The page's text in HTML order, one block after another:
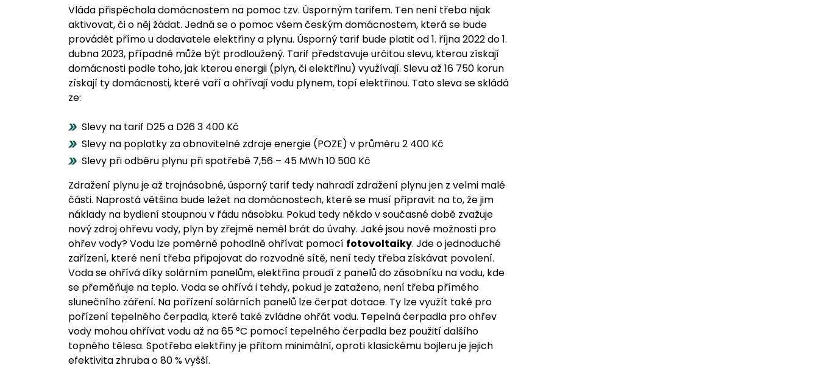
Vláda přispěchala domácnostem na pomoc tzv. Úsporným tarifem. Ten není třeba nijak
aktivovat, či o něj žádat. Jedná se o pomoc všem českým domácnostem, která se bude
provádět přímo u dodavatele elektřiny a plynu. Úsporný tarif bude platit od 1. října 2022 do 1.
dubna 2023, případně může být prodloužený. Tarif představuje určitou slevu, kterou získají
domácnosti podle toho, jak kterou energii (plyn, či elektřinu) využívají. Slevu až 16 750 korun
získají ty domácnosti, které vaří a ohřívají vodu plynem, topí elektřinou. Tato sleva se skládá
ze:
Slevy na tarif D25 a D26 3 400 Kč
Slevy na poplatky za obnovitelné zdroje energie (POZE) v průměru 2 400 Kč
Slevy při odběru plynu při spotřebě 7,56 – 45 MWh 10 500 Kč
Zdražení plynu je až trojnásobné, úsporný tarif tedy nahradí zdražení plynu jen z velmi malé
části. Naprostá většina bude ležet na domácnostech, které se musí připravit na to, že jim
náklady na bydlení stoupnou v řádu násobku. Pokud tedy někdo v současné době zvažuje
nový zdroj ohřevu vody, plyn by zřejmě neměl brát do úvahy. Jaké jsou nové možnosti pro
ohřev vody? Vodu lze poměrně pohodlně ohřívat pomocí fotovoltaiky. Jde o jednoduché
zařízení, které není třeba připojovat do rozvodné sítě, není tedy třeba získávat povolení.
Voda se ohřívá díky solárním panelům, elektřina proudí z panelů do zásobníku na vodu, kde
se přeměňuje na teplo. Voda se ohřívá i tehdy, pokud je zataženo, není třeba přímého
slunečního záření. Na pořízení solárních panelů lze čerpat dotace. Ty lze využít také pro
pořízení tepelného čerpadla, které také zvládne ohřát vodu. Tepelná čerpadla pro ohřev
vody mohou ohřívat vodu až na 65 °C pomocí tepelného čerpadla bez použití dalšího
topného tělesa. Spotřeba elektřiny je přitom minimální, oproti klasickému bojleru je jejich
efektivita zhruba o 80 % vyšší.